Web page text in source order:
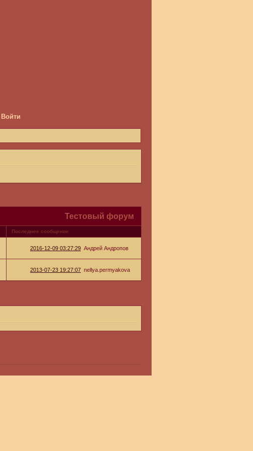
Войти
Тестовый форум
Последнее сообщение
2016-12-09 03:27:29 Андрей Андропов
2013-07-23 19:27:07 nellya.permyakova